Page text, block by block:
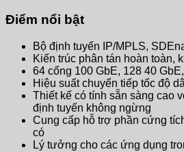
Điểm nổi bật
Bộ định tuyến IP/MPLS,
Kiến trúc phân tán hoàn toàn,
64 cổng 100 GbE, 128 40
Hiệu suất chuyển tiếp tốc độ
Thiết kế có tính sẵn sàng cao
định tuyến không ngừng
Cung cấp hỗ trợ phần cứng
có
Lý tưởng cho các ứng dụng